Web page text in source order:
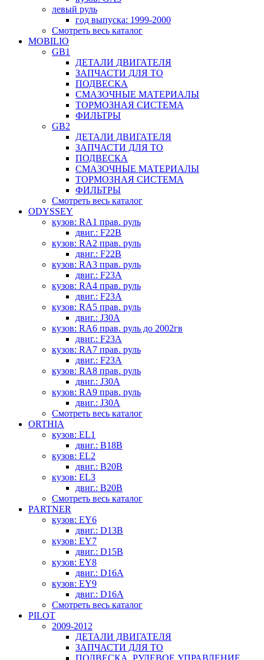
левый руль
год выпуска: 1999-2000
Смотреть весь каталог
MOBILIO
GB1
ДЕТАЛИ ДВИГАТЕЛЯ
ЗАПЧАСТИ ДЛЯ ТО
ПОДВЕСКА
СМАЗОЧНЫЕ МАТЕРИАЛЫ
ТОРМОЗНАЯ СИСТЕМА
ФИЛЬТРЫ
GB2
ДЕТАЛИ ДВИГАТЕЛЯ
ЗАПЧАСТИ ДЛЯ ТО
ПОДВЕСКА
СМАЗОЧНЫЕ МАТЕРИАЛЫ
ТОРМОЗНАЯ СИСТЕМА
ФИЛЬТРЫ
Смотреть весь каталог
ODYSSEY
кузов: RA1 прав. руль
двиг.: F22B
кузов: RA2 прав. руль
двиг.: F22B
кузов: RA3 прав. руль
двиг.: F23A
кузов: RA4 прав. руль
двиг.: F23A
кузов: RA5 прав. руль
двиг.: J30A
кузов: RA6 прав. руль до 2002гв
двиг.: F23A
кузов: RA7 прав. руль
двиг.: F23A
кузов: RA8 прав. руль
двиг.: J30A
кузов: RA9 прав. руль
двиг.: J30A
Смотреть весь каталог
ORTHIA
кузов: EL1
двиг.: B18B
кузов: EL2
двиг.: B20B
кузов: EL3
двиг.: B20B
Смотреть весь каталог
PARTNER
кузов: EY6
двиг.: D13B
кузов: EY7
двиг.: D15B
кузов: EY8
двиг.: D16A
кузов: EY9
двиг.: D16A
Смотреть весь каталог
PILOT
2009-2012
ДЕТАЛИ ДВИГАТЕЛЯ
ЗАПЧАСТИ ДЛЯ ТО
ПОДВЕСКА, РУЛЕВОЕ УПРАВЛЕНИЕ,